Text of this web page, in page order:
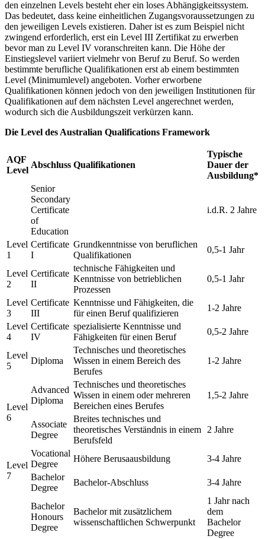
den einzelnen Levels besteht eher ein loses Abhängigkeitssystem.
Das bedeutet, dass keine einheitlichen Zugangsvoraussetzungen zu
den jeweiligen Levels existieren. Daher ist es zum Beispiel nicht
zwingend erforderlich, erst ein Level III Zertifikat zu erwerben
bevor man zu Level IV voranschreiten kann. Die Höhe der
Einstiegslevel variiert vielmehr von Beruf zu Beruf. So werden
bestimmte berufliche Qualifikationen erst ab einem bestimmten
Level (Minimumlevel) angeboten. Vorher erworbene
Qualifikationen können jedoch von den jeweiligen Institutionen für
Qualifikationen auf dem nächsten Level angerechnet werden,
wodurch sich die Ausbildungszeit verkürzen kann.
Die Level des Australian Qualifications Framework
AQF
Level
Abschluss Qualifikationen
Typische
Dauer der
Ausbildung*
Senior
Secondary
Certificate
of
Education
i.d.R. 2 Jahre
Level
1
Certificate
I
Grundkenntnisse von beruflichen
Qualifikationen
0,5-1 Jahr
Level
2
Certificate
II
technische Fähigkeiten und
Kenntnisse von betrieblichen
Prozessen
0,5-1 Jahr
Level
3
Certificate
III
Kenntnisse und Fähigkeiten, die
für einen Beruf qualifizieren
1-2 Jahre
Level
4
Certificate
IV
spezialisierte Kenntnisse und
Fähigkeiten für einen Beruf
0,5-2 Jahre
Level
5
Diploma
Technisches und theoretisches
Wissen in einem Bereich des
Berufes
1-2 Jahre
Level
6
Advanced
Diploma
Technisches und theoretisches
Wissen in einem oder mehreren
Bereichen eines Berufes
1,5-2 Jahre
Associate
Degree
Breites technisches und
theoretisches Verständnis in einem
Berufsfeld
2 Jahre
Level
7
Vocational
Degree
Höhere Berusaausbildung
3-4 Jahre
Bachelor
Degree
Bachelor-Abschluss 3-4 Jahre
Bachelor
Honours
Degree
Bachelor mit zusätzlichem
wissenschaftlichen Schwerpunkt
1 Jahr nach
dem
Bachelor
Degree